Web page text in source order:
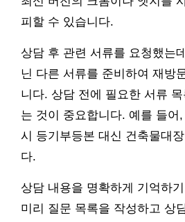
피할 수 있습니다.
상담 후 관련 서류를 요청했는
닌 다른 서류를 준비하여 재방
니다. 상담 전에 필요한 서류
는 것이 중요합니다. 예를 들어
시 등기부등본 대신 건축물대
다.
상담 내용을 명확하게 기억하
미리 질문 목록을 작성하고 상